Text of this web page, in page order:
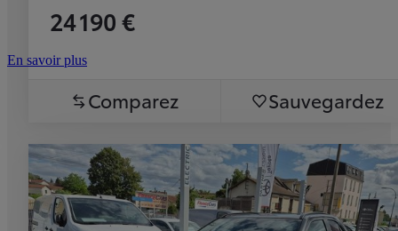
24 190 €
En savoir plus
Comparez Sauvegardez